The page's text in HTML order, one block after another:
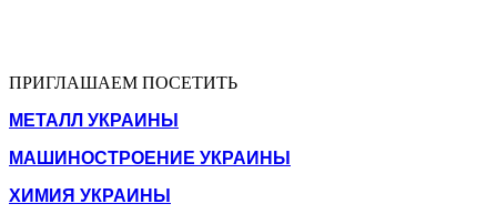
ПРИГЛАШАЕМ ПОСЕТИТЬ
МЕТАЛЛ УКРАИНЫ
МАШИНОСТРОЕНИЕ УКРАИНЫ
ХИМИЯ УКРАИНЫ